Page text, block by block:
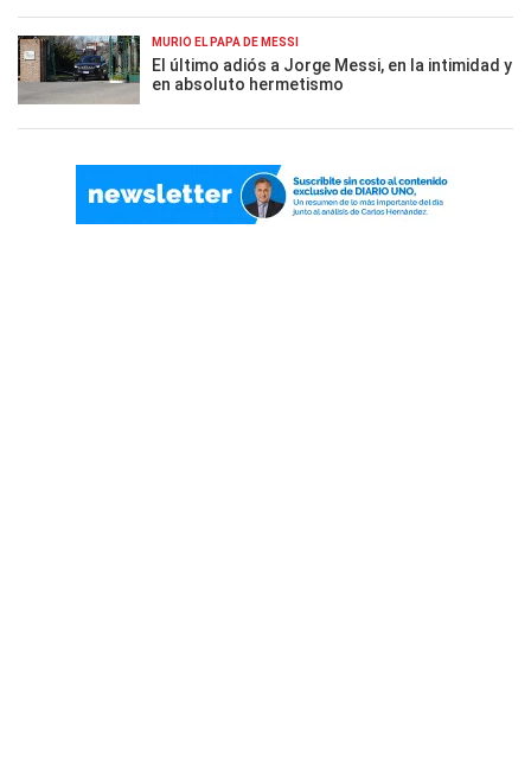
MURIÓ EL PAPÁ DE MESSI
El último adiós a Jorge Messi, en la intimidad y
en absoluto hermetismo